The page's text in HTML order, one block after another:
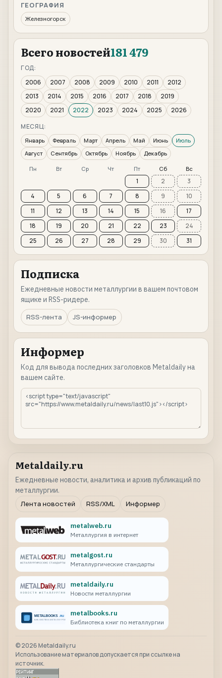
ГЕОГРАФИЯ
Железногорск
Всего новостей181 479
ГОД:
2006
2007 2008 2009 2010 2011
2012
2013
2014 2015 2016 2017 2018
2019
2020
2021 2022 2023 2024 2025
2026
МЕСЯЦ:
Январь Февраль Март Апрель Май Июнь
Июль
Август
Сентябрь Октябрь Ноябрь Декабрь
Пн Вт Ср Чт Пт Сб Вс
1 2
3
4
5 6 7 8 9
10
11
12 13 14 15 16
17
18
19 20 21 22 23
24
25
26 27 28 29 30 31
Подписка
Ежедневные новости металлургии в вашем почтовом
ящике и RSS-ридере.
RSS-лента
JS-информер
Информер
Код для вывода последних заголовков Metaldaily на
вашем сайте.
Metaldaily.ru
Ежедневные новости, аналитика и архив публикаций по
металлургии.
Лента новостей
RSS/XML Информер
metalweb.ru
Металлургия в интернет
metalgost.ru
Металлургические стандарты
metaldaily.ru
Новости металлургии
metalbooks.ru
Библиотека книг по металлургии
©2026 Metaldaily.ru
Использование материалов допускается при ссылке на
источник.